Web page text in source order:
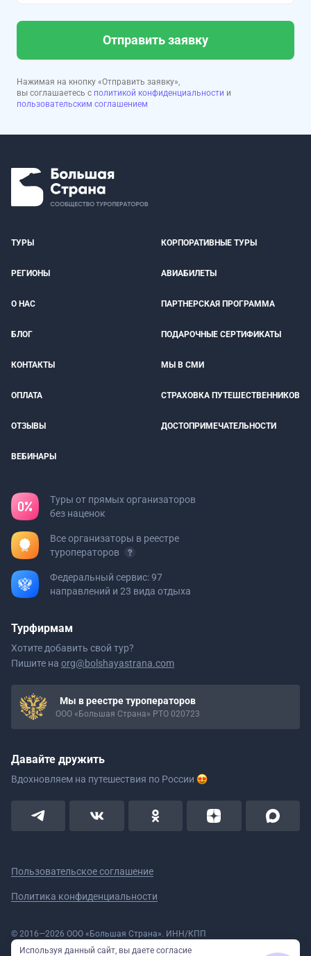
Отправить заявку
Нажимая на кнопку «Отправить заявку»,
вы соглашаетесь с политикой конфиденциальности и
пользовательским соглашением
ТУРЫ КОРПОРАТИВНЫЕ ТУРЫ
РЕГИОНЫ АВИАБИЛЕТЫ
О НАС ПАРТНЕРСКАЯ ПРОГРАММА
БЛОГ ПОДАРОЧНЫЕ СЕРТИФИКАТЫ
КОНТАКТЫ МЫ В СМИ
ОПЛАТА СТРАХОВКА ПУТЕШЕСТВЕННИКОВ
ОТЗЫВЫ ДОСТОПРИМЕЧАТЕЛЬНОСТИ
ВЕБИНАРЫ
Туры от прямых организаторов
без наценок
Все организаторы в реестре
туроператоров
Федеральный сервис: 97
направлений и 23 вида отдыха
Турфирмам
Хотите добавить свой тур?
Пишите на org@bolshayastrana.com
Мы в реестре туроператоров
ООО «Большая Страна» РТО 020723
Давайте дружить
Вдохновляем на путешествия по России
Пользовательское соглашение
Политика конфиденциальности
© 2016—2026 ООО «Большая Страна». ИНН/КПП
5908078160/590801001 ОГРН 1185958020533
Используя данный сайт, вы даете согласие